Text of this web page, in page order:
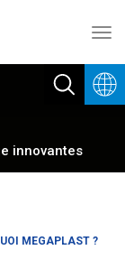
innovantes
MEGAPLAST ?